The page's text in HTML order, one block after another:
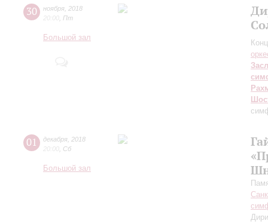
30 ноября 2018
20:00 Пт
Большой зал
01 декабря 2018
20:00 Сб
Большой зал